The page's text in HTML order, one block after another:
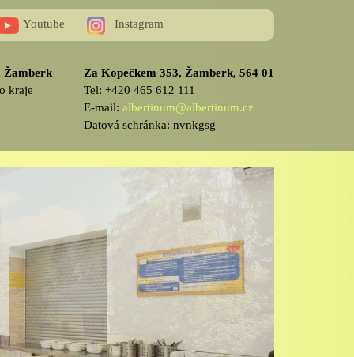
Youtube Instagram
Za Kopečkem 353, Žamberk, 564 01
Tel: +420 465 612 111
E-mail:albertinum@albertinum.cz
Datová schránka: nvnkgsg
Žamberk
kraje